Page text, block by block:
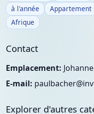
à l'année
Appartement
Afrique
Contact
Emplacement:
E-mail:
Explorer d'autres